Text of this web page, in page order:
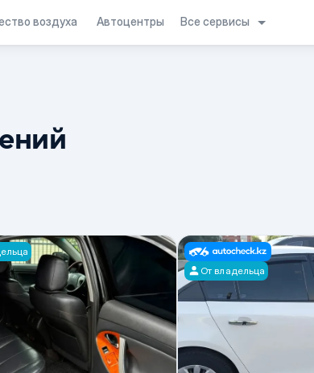
воздуха Автоцентры Все сервисы
От владельца